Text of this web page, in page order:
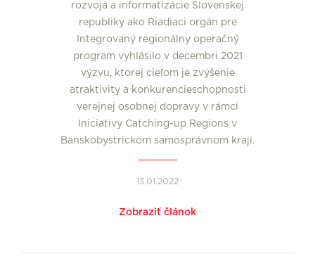
rozvoja a informatizácie Slovenskej
republiky ako Riadiaci orgán pre
Integrovaný regionálny operačný
program vyhlásilo v decembri 2021
výzvu, ktorej cieľom je zvýšenie
atraktivity a konkurencieschopnosti
verejnej osobnej dopravy v rámci
Iniciatívy Catching-up Regions v
Banskobystrickom samosprávnom kraji.
13.01.2022
Zobraziť článok